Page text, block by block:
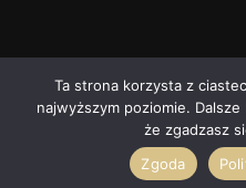
2025
O NAS
Ta strona korzysta z
najwyższym poziomie.
że zgadzasz
Zgoda